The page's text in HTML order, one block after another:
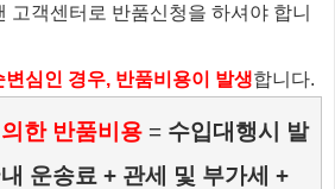
고객센터로 반품신청을 하셔야 합니
변심인 경우, 반품비용이 발생합니다.
한 반품비용 = 수입대행시 발
운송료 + 관세 및 부가세 +